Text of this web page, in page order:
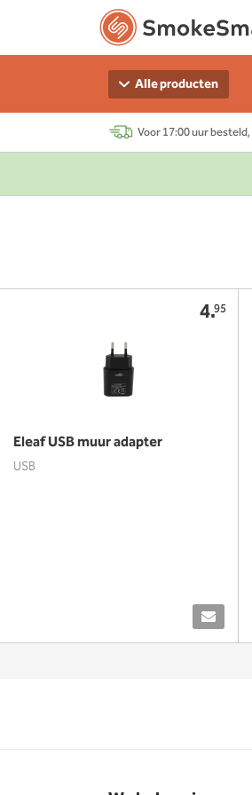
Alle producten
Voor 17:00 uur
4.95
Eleaf USB muur adapter
USB